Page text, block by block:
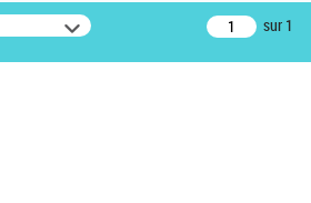
sur 1